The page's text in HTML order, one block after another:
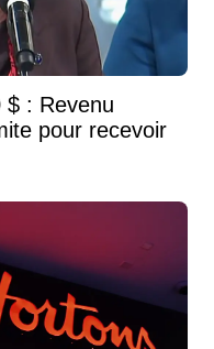
$ : Revenu
pour recevoir